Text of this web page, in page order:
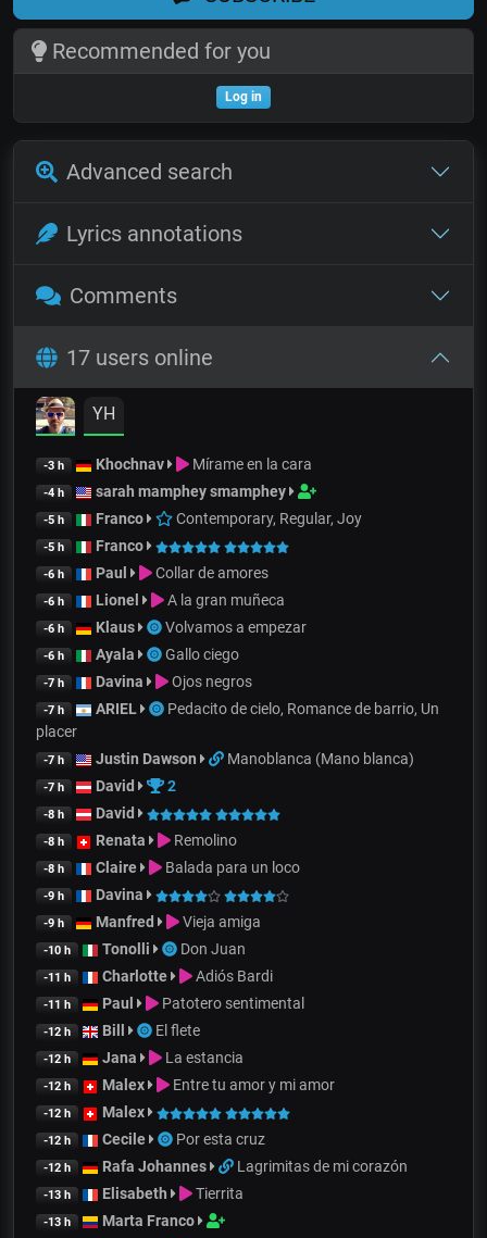
Recommended for you
Log in
Advanced search
Lyrics annotations
Comments
17 users online
YH
-3 h Khochnav Mírame en la cara
-4 h sarah mamphey smamphey
-5 h Franco Contemporary, Regular, Joy
-5 h Franco
-6 h Paul Collar de amores
-6 h Lionel A la gran muñeca
-6 h Klaus Volvamos a empezar
-6 h Ayala Gallo ciego
-7 h Davina Ojos negros
-7 h ARIEL
Pedacito de cielo, Romance de barrio, Un
placer
-7 h Justin Dawson Manoblanca (Mano blanca)
-7 h David 2
-8 h David
-8 h Renata Remolino
-8 h Claire Balada para un loco
-9 h Davina
-9 h Manfred Vieja amiga
-10 h Tonolli Don Juan
-11 h Charlotte Adiós Bardi
-11 h Paul Patotero sentimental
-12 h Bill El flete
-12 h Jana La estancia
-12 h Malex Entre tu amor y mi amor
-12 h Malex
-12 h Cecile Por esta cruz
-12 h Rafa Johannes Lagrimitas de mi corazón
-13 h Elisabeth Tierrita
-13 h Marta Franco